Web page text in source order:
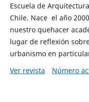
Escuela de
Chile. Nace el año
nuestro quehacer
lugar de reflexión
urbanismo en
Ver revista
Número